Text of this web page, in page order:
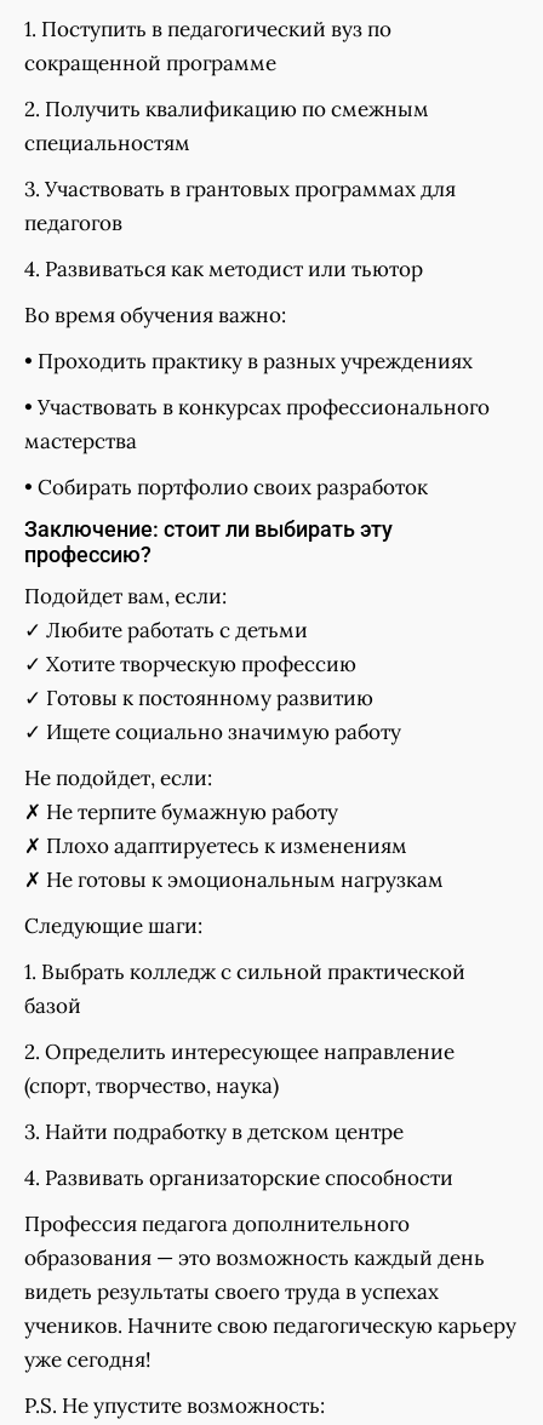
1. Поступить в педагогический вуз по
сокращенной программе
2. Получить квалификацию по смежным
специальностям
3. Участвовать в грантовых программах для
педагогов
4. Развиваться как методист или тьютор
Во время обучения важно:
• Проходить практику в разных учреждениях
• Участвовать в конкурсах профессионального
мастерства
• Собирать портфолио своих разработок
Заключение: стоит ли выбирать эту
профессию?
Подойдет вам, если:
✓ Любите работать с детьми
✓ Хотите творческую профессию
✓ Готовы к постоянному развитию
✓ Ищете социально значимую работу
Не подойдет, если:
✗ Не терпите бумажную работу
✗ Плохо адаптируетесь к изменениям
✗ Не готовы к эмоциональным нагрузкам
Следующие шаги:
1. Выбрать колледж с сильной практической
базой
2. Определить интересующее направление
(спорт, творчество, наука)
3. Найти подработку в детском центре
4. Развивать организаторские способности
Профессия педагога дополнительного
образования — это возможность каждый день
видеть результаты своего труда в успехах
учеников. Начните свою педагогическую карьеру
уже сегодня!
P.S. Не упустите возможность: